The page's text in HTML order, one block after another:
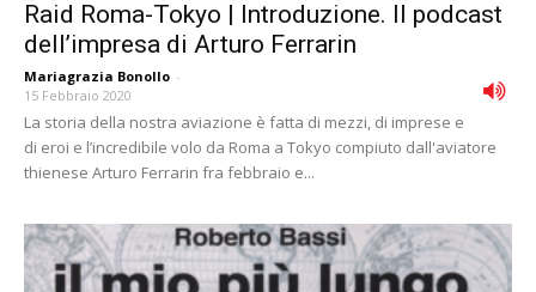
Raid Roma-Tokyo | Introduzione. Il podcast
dell’impresa di Arturo Ferrarin
Mariagrazia Bonollo -
15 Febbraio 2020
La storia della nostra aviazione è fatta di mezzi, di imprese e
di eroi e l’incredibile volo da Roma a Tokyo compiuto dall'aviatore
thienese Arturo Ferrarin fra febbraio e...